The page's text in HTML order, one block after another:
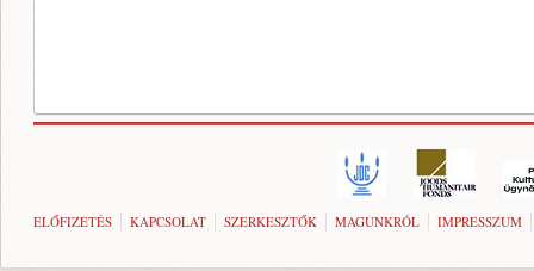
ELŐFIZETÉS KAPCSOLAT SZERKESZTŐK MAGUNKRÓL IMPRESSZUM